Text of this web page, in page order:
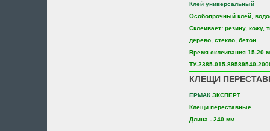
Клей универсальный
Особопрочный клей,
Склеивает: резину, кожу,
дерево, стекло, бетон
Время склеивания 15-20
ТУ-2385-015-89589540-
КЛЕЩИ
ЕРМАКЭКСПЕРТ
Клещи переставные
Длина - 240 мм